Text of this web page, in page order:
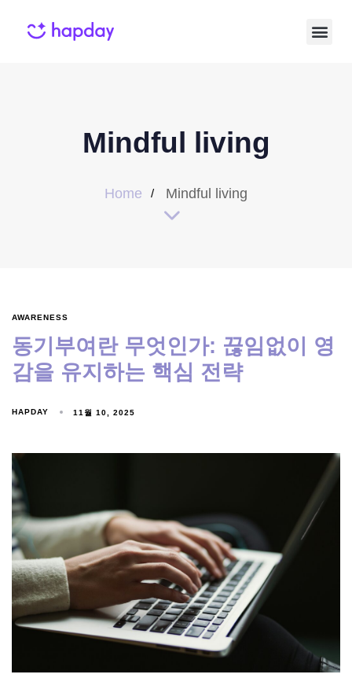
Mindful living
Home Mindful living
AWARENESS
동기부여란 무엇인가: 끊임없이 영
감을 유지하는 핵심 전략
HAPDAY 11월 10, 2025